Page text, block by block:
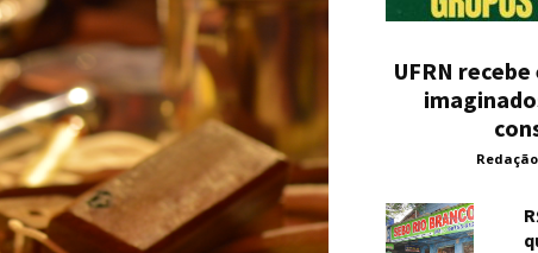
UFRN
Redação